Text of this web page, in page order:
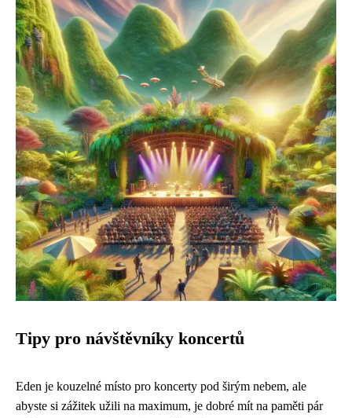
Tipy pro návštěvníky koncertů
Eden je kouzelné místo pro koncerty pod širým nebem, ale
abyste si zážitek užili na maximum, je dobré mít na paměti pár